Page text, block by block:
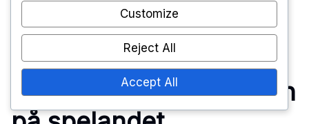
objekt. Spelare bör analysera hur dessa element
förbättrar deras övergripande spelupplevelse och
Bedömning av påverkan
Customize
Reject All
Accept All